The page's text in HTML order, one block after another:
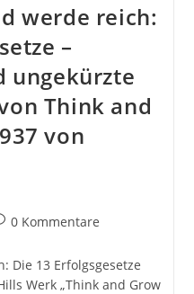
werde reich:
–
ungekürzte
Think and
von
0 Kommentare
Die 13 Erfolgsgesetze
Werk „Think and Grow